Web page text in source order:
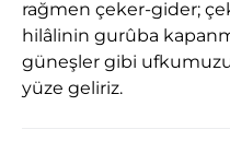
rağmen çeker-gider;
hilâlinin gurûba
güneşler gibi
yüze geliriz.